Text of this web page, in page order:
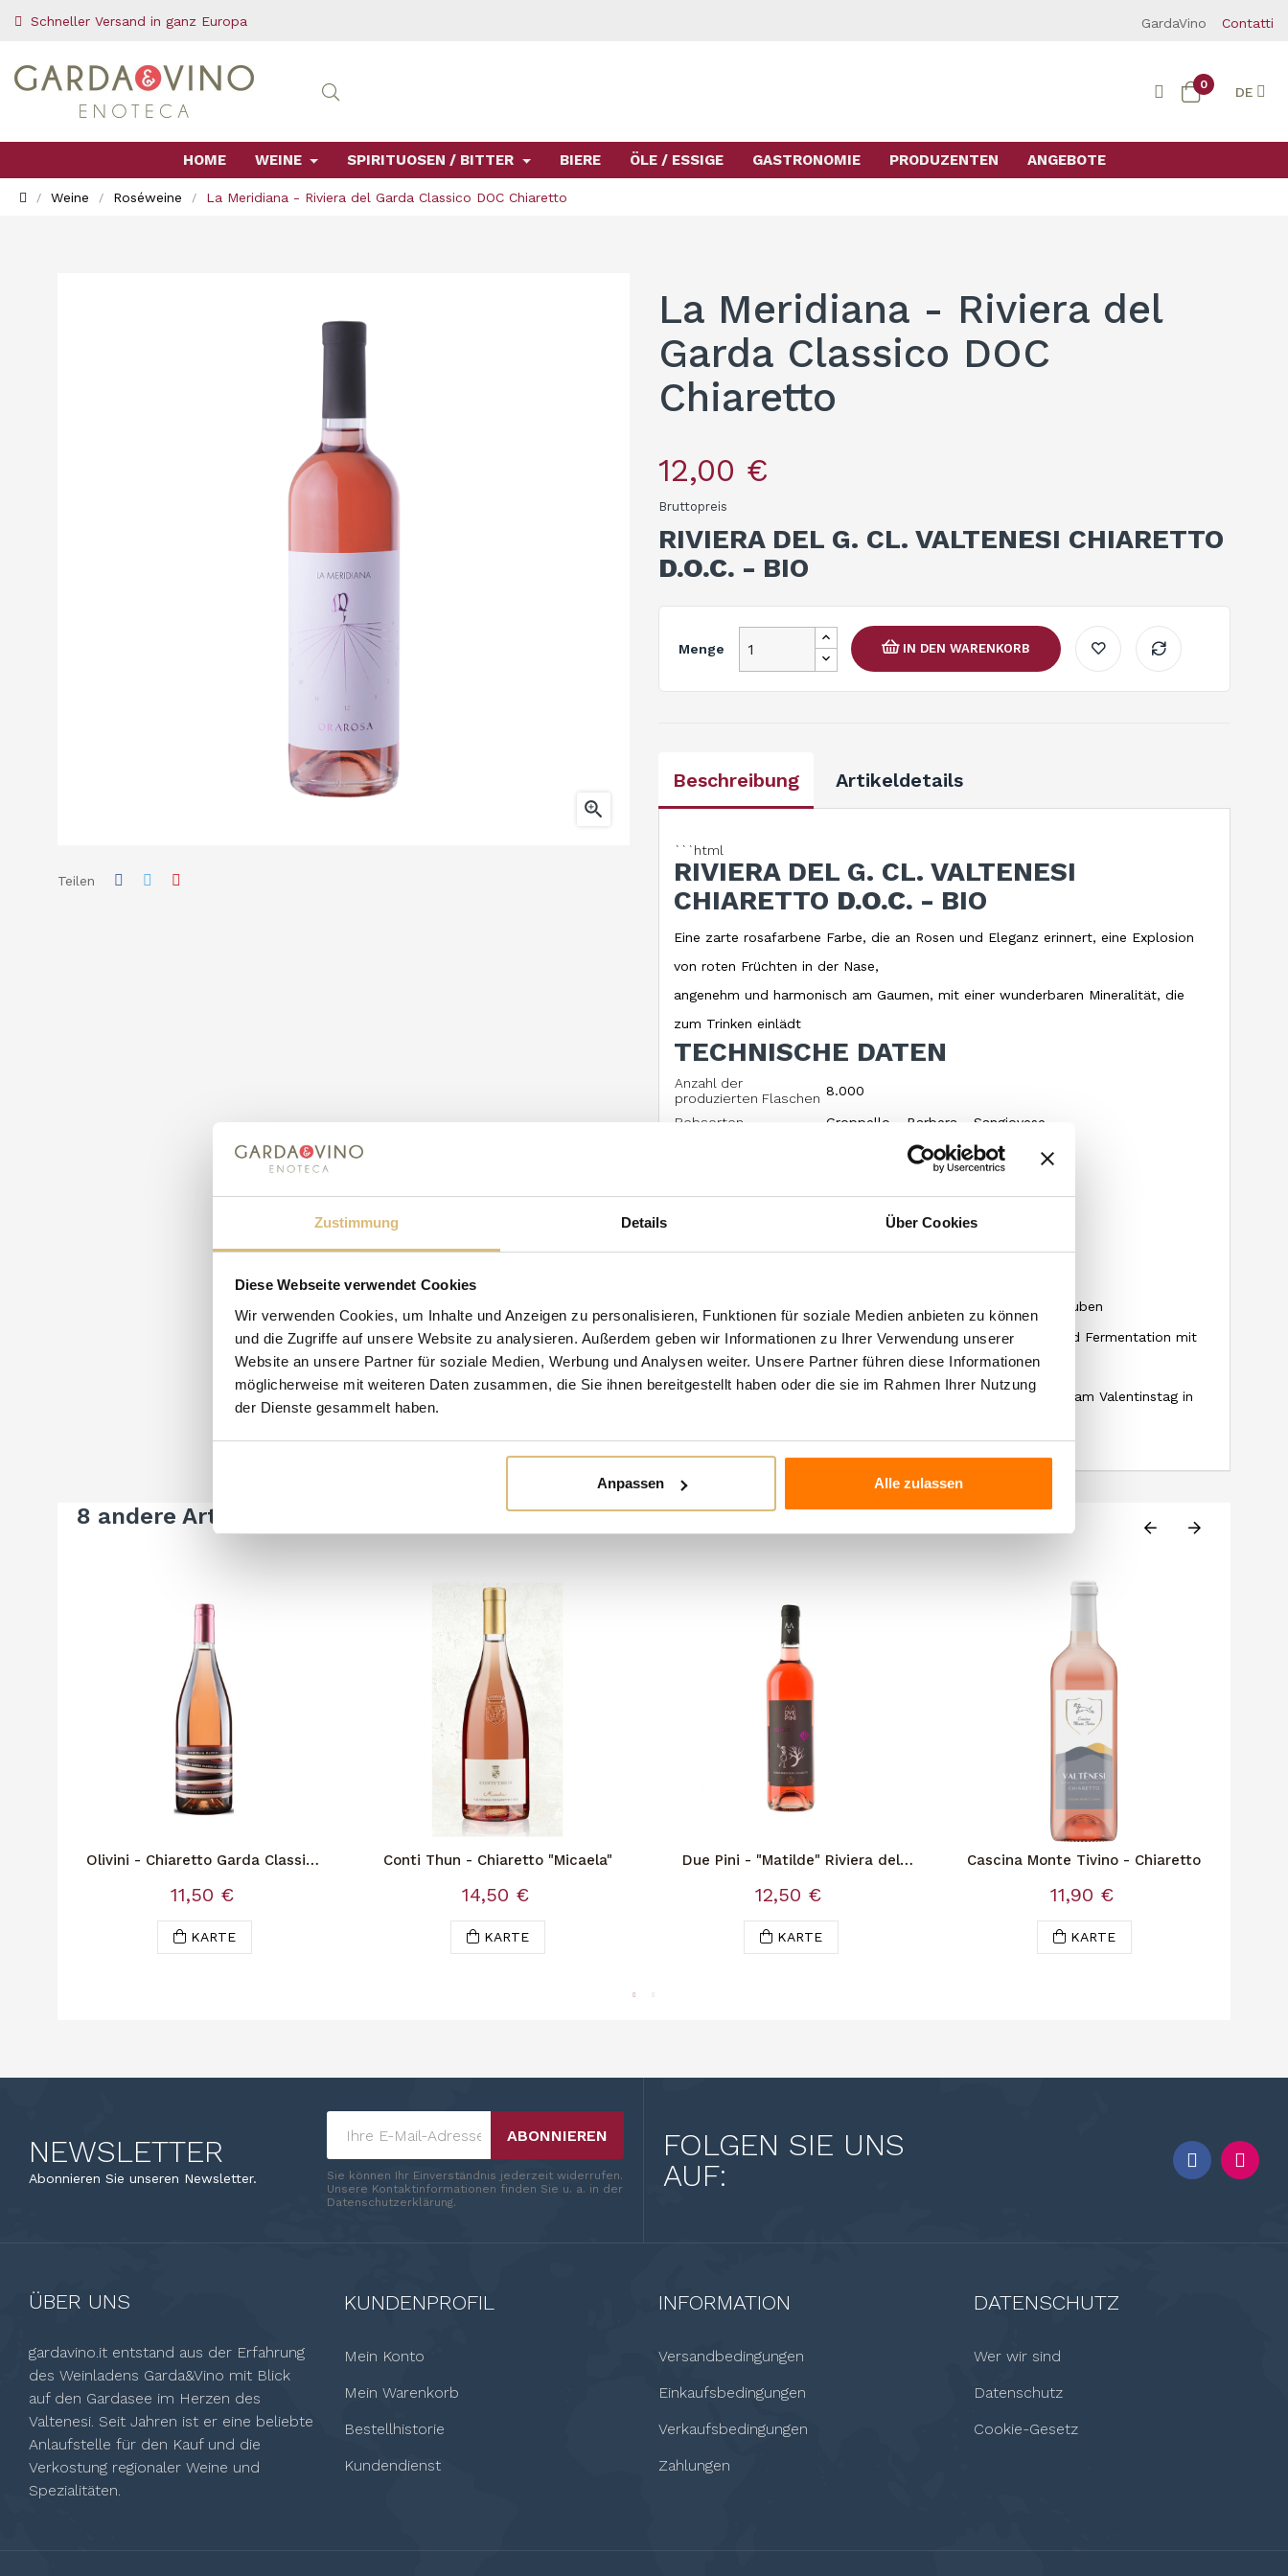
Zustimmung Details Über Cookies
Diese Webseite verwendet Cookies
Wir verwenden Cookies, um Inhalte und Anzeigen zu personalisieren, Funktionen für soziale Medien anbieten zu können
und die Zugriffe auf unsere Website zu analysieren. Außerdem geben wir Informationen zu Ihrer Verwendung unserer
Website an unsere Partner für soziale Medien, Werbung und Analysen weiter. Unsere Partner führen diese Informationen
möglicherweise mit weiteren Daten zusammen, die Sie ihnen bereitgestellt haben oder die sie im Rahmen Ihrer Nutzung
der Dienste gesammelt haben.
Anpassen Alle zulassen
Schneller Versand in ganz Europa GardaVino Contatti
0 DE
HOME WEINE SPIRITUOSEN / BITTER BIERE ÖLE / ESSIGE GASTRONOMIE PRODUZENTEN ANGEBOTE
Weine Roséweine La Meridiana - Riviera del Garda Classico DOC Chiaretto

Teilen
La Meridiana - Riviera del
Garda Classico DOC
Chiaretto
12,00 €
Bruttopreis
RIVIERA DEL G. CL. VALTENESI CHIARETTO
D.O.C. - BIO
Menge IN DEN WARENKORB
Beschreibung Artikeldetails
```html
RIVIERA DEL G. CL. VALTENESI
CHIARETTO D.O.C. - BIO
Eine zarte rosafarbene Farbe, die an Rosen und Eleganz erinnert, eine Explosion
von roten Früchten in der Nase,
angenehm und harmonisch am Gaumen, mit einer wunderbaren Mineralität, die
zum Trinken einlädt
TECHNISCHE DATEN
Anzahl der
produzierten Flaschen 8.000
Rebsorten
Groppello - Barbera - Sangiovese
Manuell in Kisten mit Auswahl der Trauben
Kurze Mazeration, sanfte Pressung und Fermentation mit
ausgewählten lokalen Hefen
5 Monate in Stahl, wird üblicherweise am Valentinstag in
8 andere Artikel in der gleichen Kategorie:
Olivini - Chiaretto Garda Classico
11,50 €
KARTE
Conti Thun - Chiaretto "Micaela"
14,50 €
KARTE
Due Pini - "Matilde" Riviera del
12,50 €
KARTE
Cascina Monte Tivino - Chiaretto
11,90 €
KARTE
NEWSLETTER
Abonnieren Sie unseren Newsletter.
ABONNIEREN
Sie können Ihr Einverständnis jederzeit widerrufen.
Unsere Kontaktinformationen finden Sie u. a. in der
Datenschutzerklärung.
FOLGEN SIE UNS
AUF:
ÜBER UNS
gardavino.it entstand aus der Erfahrung
des Weinladens Garda&Vino mit Blick
auf den Gardasee im Herzen des
Valtenesi. Seit Jahren ist er eine beliebte
Anlaufstelle für den Kauf und die
Verkostung regionaler Weine und
Spezialitäten.
KUNDENPROFIL
Mein Konto
Mein Warenkorb
Bestellhistorie
Kundendienst
INFORMATION
Versandbedingungen
Einkaufsbedingungen
Verkaufsbedingungen
Zahlungen
DATENSCHUTZ
Wer wir sind
Datenschutz
Cookie-Gesetz